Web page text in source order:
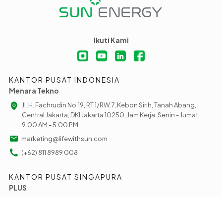
Ikuti Kami
KANTOR PUSAT INDONESIA
Menara Tekno
Jl. H. Fachrudin No.19, RT.1/RW.7, Kebon Sirih, Tanah Abang,
Central Jakarta, DKI Jakarta 10250, Jam Kerja: Senin - Jumat,
9:00 AM - 5:00 PM
marketing@lifewithsun.com
(+62) 811 8989 008
KANTOR PUSAT SINGAPURA
PLUS